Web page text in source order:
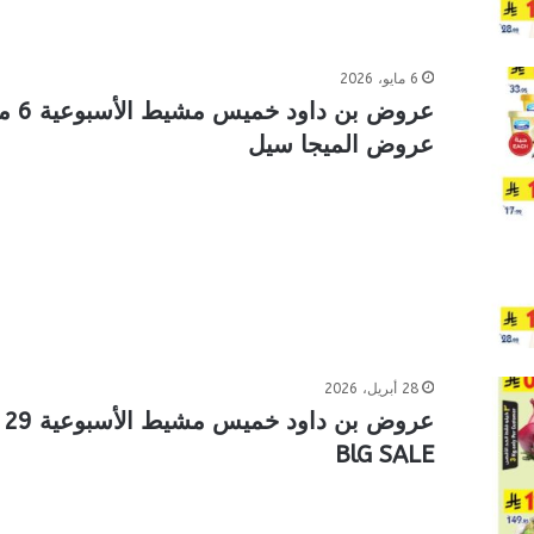
6 مايو، 2026
عروض الميجا سيل
28 أبريل، 2026
BlG SALE